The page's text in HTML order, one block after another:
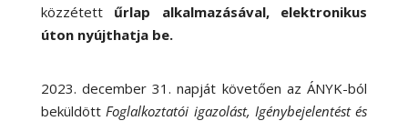
közzétettűrlap alkalmazásával, elektronikus
úton nyújthatja be.
2023. december 31. napját követően az ÁNYK-ból
beküldött Foglalkoztatói igazolást, Igénybejelentést és